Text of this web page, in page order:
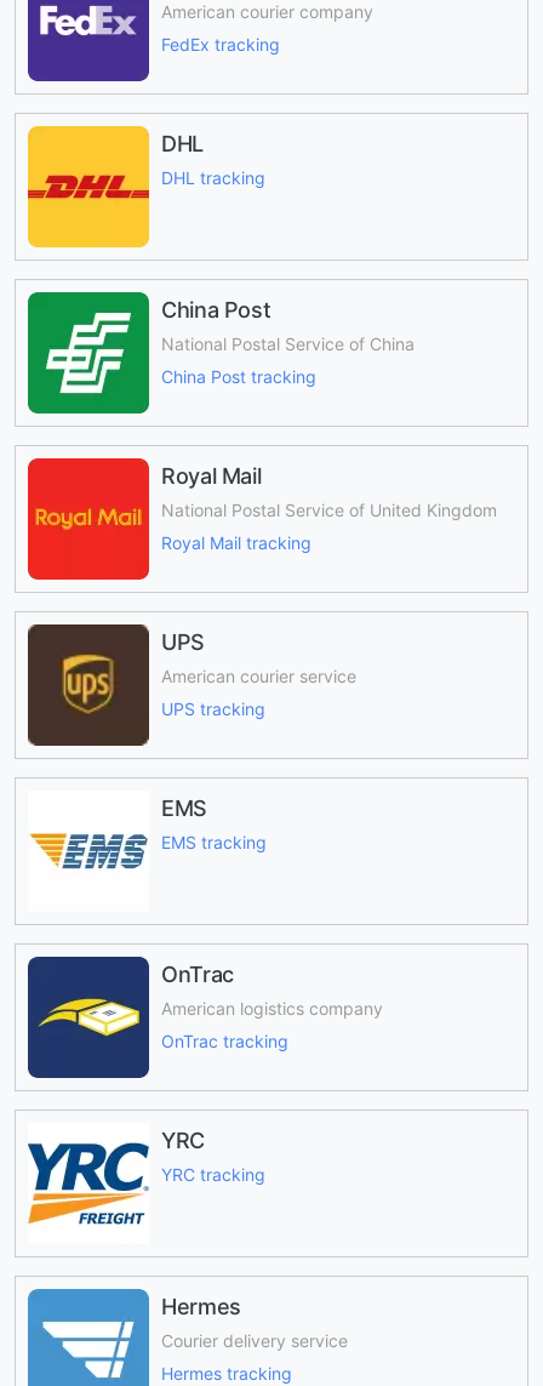
American courier company
FedEx tracking
DHL
DHL tracking
China Post
National Postal Service of China
China Post tracking
Royal Mail
National Postal Service of United Kingdom
Royal Mail tracking
UPS
American courier service
UPS tracking
EMS
EMS tracking
OnTrac
American logistics company
OnTrac tracking
YRC
YRC tracking
Hermes
Courier delivery service
Hermes tracking